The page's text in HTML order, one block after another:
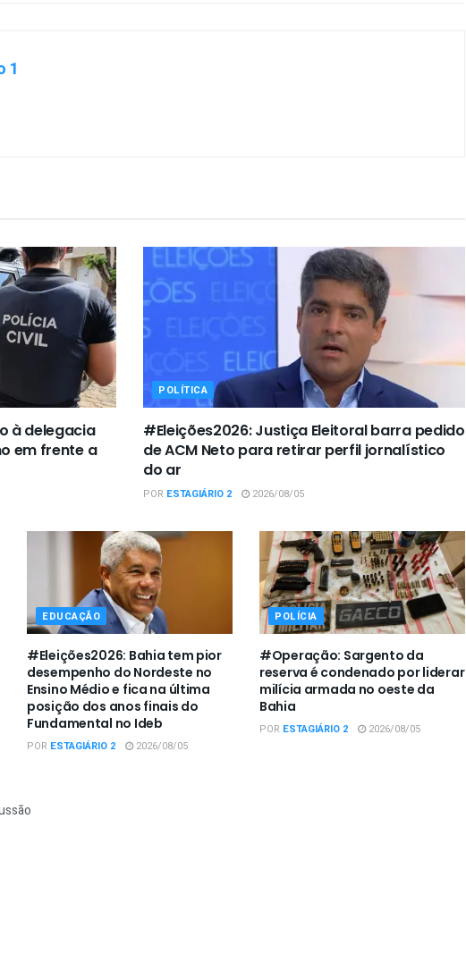
1
à delegacia
em frente a
POLÍTICA
#Eleições2026: Justiça Eleitoral barra pedido
de ACM Neto para retirar perfil jornalístico
do ar
POR ESTAGIÁRIO 2 2026/08/05
EDUCAÇÃO
#Eleições2026: Bahia tem pior
desempenho do Nordeste no
Ensino Médio e fica na última
posição dos anos finais do
Fundamental no Ideb
POR ESTAGIÁRIO 2 2026/08/05
POLÍCIA
#Operação: Sargento da
reserva é condenado por liderar
milícia armada no oeste da
Bahia
POR ESTAGIÁRIO 2 2026/08/05